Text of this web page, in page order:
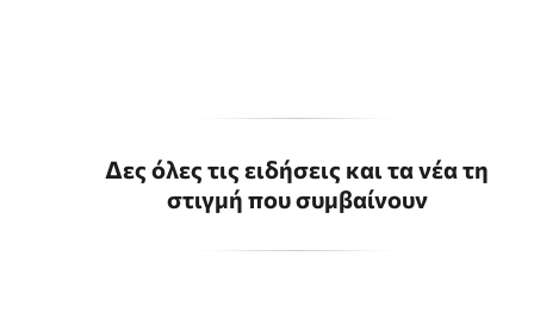
Δες όλες τις ειδήσεις και τα νέα τη
στιγμή που συμβαίνουν